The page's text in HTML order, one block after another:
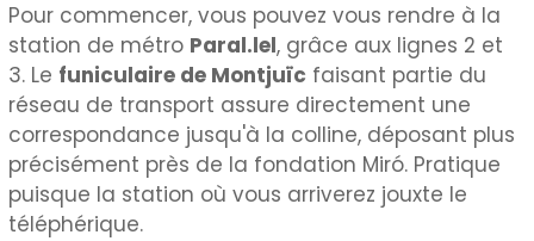
Pour commencer, vous pouvez vous rendre à la
station de métro Paral.lel, grâce aux lignes 2 et
3. Le funiculaire de Montjuïc faisant partie du
réseau de transport assure directement une
correspondance jusqu'à la colline, déposant plus
précisément près de la fondation Miró. Pratique
puisque la station où vous arriverez jouxte le
téléphérique.